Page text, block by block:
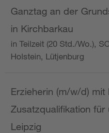
Ganztag an der
in Kirchbarkau
in Teilzeit (20 Std./Wo.),
Holstein, Lütjenburg
Erzieherin (m/w/d)
Zusatzqualifikation
Leipzig